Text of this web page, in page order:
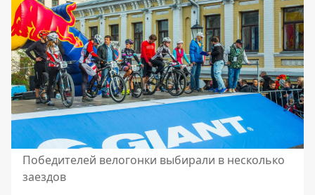
Победителей велогонки выбирали в несколько
заездов